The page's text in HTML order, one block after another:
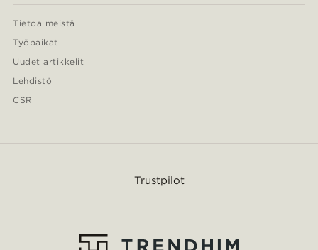
Tietoa meistä
Työpaikat
Uudet artikkelit
Lehdistö
CSR
Trustpilot